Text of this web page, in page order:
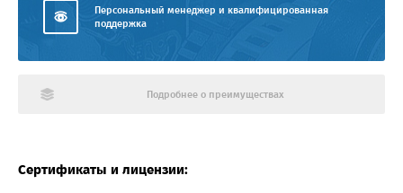
Персональный менеджер и квалифицированная
поддержка
Подробнее о преимуществах
Сертификаты и лицензии: